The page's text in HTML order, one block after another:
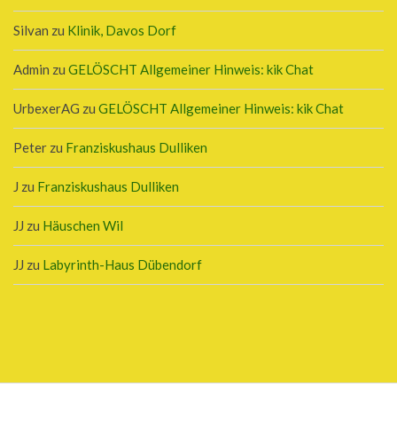
Silvan zu Klinik, Davos Dorf
Admin zu GELÖSCHT Allgemeiner Hinweis: kik Chat
UrbexerAG zu GELÖSCHT Allgemeiner Hinweis: kik Chat
Peter zu Franziskushaus Dulliken
J zu Franziskushaus Dulliken
JJ zu Häuschen Wil
JJ zu Labyrinth-Haus Dübendorf